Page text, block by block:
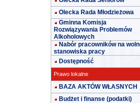
Olecka Rada Młodzieżowa
Gminna Komisja
Rozwiązywania Problemów
Alkoholowych
Nabór pracowników na
stanowiska pracy
Dostępność
Prawo lokalne
BAZA AKTÓW WŁASNYCH
Budżet i finanse (podatki)